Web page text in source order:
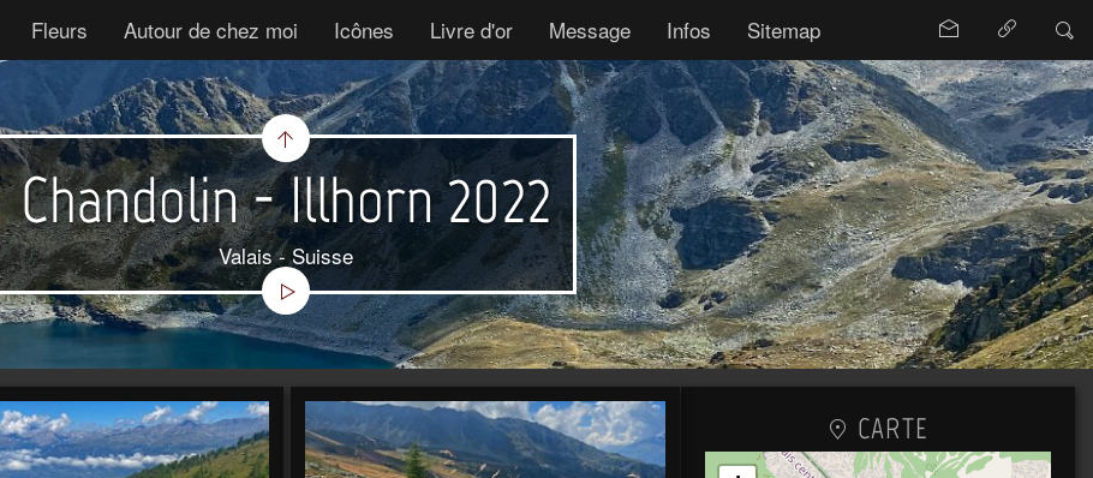
Fleurs Autour de chez moi Icônes Livre d'or Message Infos Sitemap
Chandolin - Illhorn 2022
Valais - Suisse
CARTE